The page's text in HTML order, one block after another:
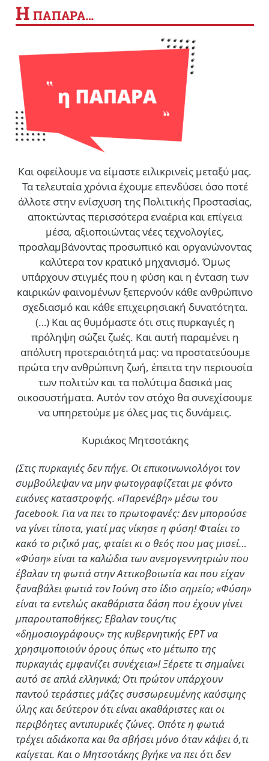
Η ΠΑΠΑΡΑ…
Και οφείλουμε να είμαστε ειλικρινείς μεταξύ μας.
Τα τελευταία χρόνια έχουμε επενδύσει όσο ποτέ
άλλοτε στην ενίσχυση της Πολιτικής Προστασίας,
αποκτώντας περισσότερα εναέρια και επίγεια
μέσα, αξιοποιώντας νέες τεχνολογίες,
προσλαμβάνοντας προσωπικό και οργανώνοντας
καλύτερα τον κρατικό μηχανισμό. Όμως
υπάρχουν στιγμές που η φύση και η ένταση των
καιρικών φαινομένων ξεπερνούν κάθε ανθρώπινο
σχεδιασμό και κάθε επιχειρησιακή δυνατότητα.
(…) Και ας θυμόμαστε ότι στις πυρκαγιές η
πρόληψη σώζει ζωές. Και αυτή παραμένει η
απόλυτη προτεραιότητά μας: να προστατεύουμε
πρώτα την ανθρώπινη ζωή, έπειτα την περιουσία
των πολιτών και τα πολύτιμα δασικά μας
οικοσυστήματα. Αυτόν τον στόχο θα συνεχίσουμε
να υπηρετούμε με όλες μας τις δυνάμεις.
Κυριάκος Μητσοτάκης
(Στις πυρκαγιές δεν πήγε. Οι επικοινωνιολόγοι τον
συμβούλεψαν να μην φωτογραφίζεται με φόντο
εικόνες καταστροφής. «Παρενέβη» μέσω του
facebook. Για να πει το πρωτοφανές: Δεν μπορούσε
να γίνει τίποτα, γιατί μας νίκησε η φύση! Φταίει το
κακό το ριζικό μας, φταίει κι ο θεός που μας μισεί…
«Φύση» είναι τα καλώδια των ανεμογεννητριών που
έβαλαν τη φωτιά στην Αττικοβοιωτία και που είχαν
ξαναβάλει φωτιά τον Ιούνη στο ίδιο σημείο; «Φύση»
είναι τα εντελώς ακαθάριστα δάση που έχουν γίνει
μπαρουταποθήκες; Εβαλαν τους/τις
«δημοσιογράφους» της κυβερνητικής ΕΡΤ να
χρησιμοποιούν όρους όπως «το μέτωπο της
πυρκαγιάς εμφανίζει συνέχεια»! Ξέρετε τι σημαίνει
αυτό σε απλά ελληνικά; Οτι πρώτον υπάρχουν
παντού τεράστιες μάζες συσσωρευμένης καύσιμης
ύλης και δεύτερον ότι είναι ακαθάριστες και οι
περιβόητες αντιπυρικές ζώνες. Οπότε η φωτιά
τρέχει αδιάκοπα και θα σβήσει μόνο όταν κάψει ό,τι
καίγεται. Και ο Μητσοτάκης βγήκε να πει ότι δεν